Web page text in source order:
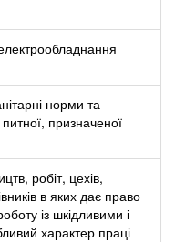
норми та
призначеної
робіт, цехів,
в яких дає право
із шкідливими і
характер праці